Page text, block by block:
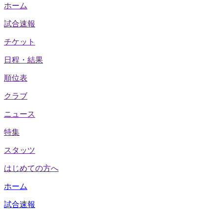
ホーム
試合速報
チケット
日程・結果
順位表
クラブ
ニュース
特集
スタッツ
はじめての方へ
ホーム
試合速報